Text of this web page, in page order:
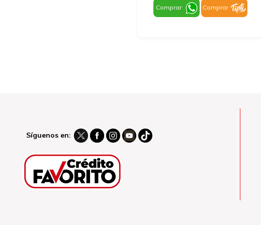
Comprar Comprar
Síguenos en: